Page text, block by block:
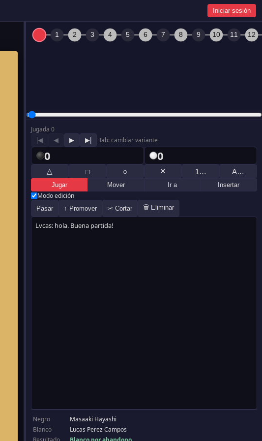
Iniciar sesión
Jugada 0
|◀ ◀ ▶ ▶| Tab: cambiar variante
0 0
△ □ ○ ✕ 1… A…
Jugar Mover Ir a Insertar
Modo edición
Pasar ↑ Promover ✂ Cortar 🗑 Eliminar
Negro
Masaaki Hayashi
Blanco
Lucas Perez Campos